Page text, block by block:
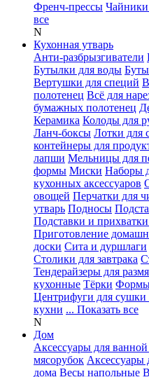
Френч-прессы Чайники
все
N
Кухонная утварь
Анти-разбрызгиватели
Бутылки для воды
Вертушки для специй
полотенец Всё для
бумажных полотенец
Керамика Колоды для
Ланч-боксы Лотки для
контейнеры для
лапши Мельницы для
формы Миски Наборы
кухонных аксессуаров
овощей Перчатки для
утварь Подносы
Подставки и
Приготовление
доски Сита и дуршлаги
Столики для завтрака
Тендерайзеры для
кухонные Тёрки Формы
Центрифуги для сушки
кухни ... Показать все
N
Дом
Аксессуары для
мясорубок Аксессуары
дома Весы напольные